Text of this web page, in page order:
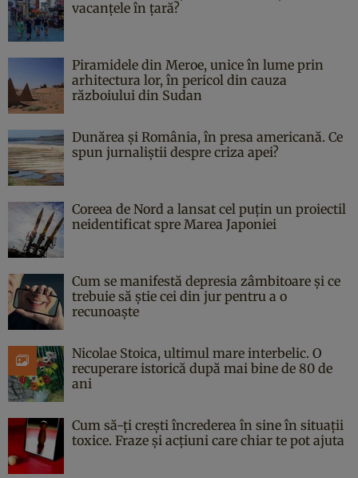
vacanțele în țară?
Piramidele din Meroe, unice în lume prin
arhitectura lor, în pericol din cauza
războiului din Sudan
Dunărea și România, în presa americană. Ce
spun jurnaliștii despre criza apei?
Coreea de Nord a lansat cel puțin un proiectil
neidentificat spre Marea Japoniei
Cum se manifestă depresia zâmbitoare și ce
trebuie să știe cei din jur pentru a o
recunoaște
Nicolae Stoica, ultimul mare interbelic. O
recuperare istorică după mai bine de 80 de
ani
Cum să-ți crești încrederea în sine în situații
toxice. Fraze și acțiuni care chiar te pot ajuta